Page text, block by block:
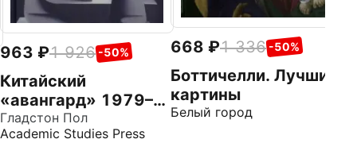
963 1 926 -50%
Китайский
«авангард» 1979–
1989 годов
Гладстон Пол
Academic Studies Press
668 1 336 -50%
Боттичелли. Лучшие
картины
Белый город